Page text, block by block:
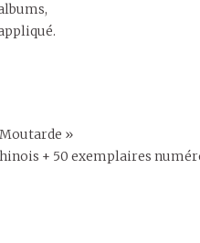
»
+ 50 exemplaires